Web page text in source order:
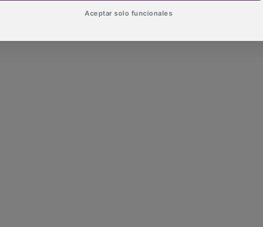
Aceptar solo funcionales